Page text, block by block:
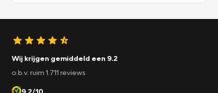
Wij krijgen gemiddeld een 9.2
o.b.v. ruim 1.711 reviews
9.2/10